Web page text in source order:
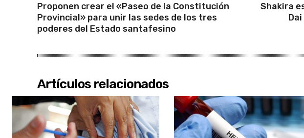
Proponen crear el «Paseo de la Constitución
Provincial» para unir las sedes de los tres
poderes del Estado santafesino
Shakira
Artículos relacionados